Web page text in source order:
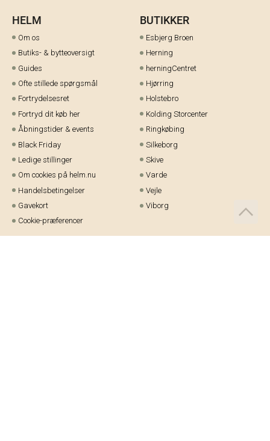
HELM
Om os
Butiks- & bytteoversigt
Guides
Ofte stillede spørgsmål
Fortrydelsesret
Fortryd dit køb her
Åbningstider & events
Black Friday
Ledige stillinger
Om cookies på helm.nu
Handelsbetingelser
Gavekort
Cookie-præferencer
BUTIKKER
Esbjerg Broen
Herning
herningCentret
Hjørring
Holstebro
Kolding Storcenter
Ringkøbing
Silkeborg
Skive
Varde
Vejle
Viborg